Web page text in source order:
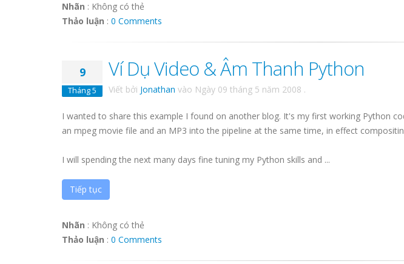
Nhãn : Không có thẻ
Thảo luận : 0 Comments
9
Tháng 5
Ví Dụ Video & Âm Thanh Python
Viết bởi Jonathan vào Ngày 09 tháng 5 năm 2008 .
I wanted to share this example I found on another blog. It's my first working Python
an mpeg movie file and an MP3 into the pipeline at the same time, in effect
I will spending the next many days fine tuning my Python skills and ...
Tiếp tục
Nhãn : Không có thẻ
Thảo luận : 0 Comments